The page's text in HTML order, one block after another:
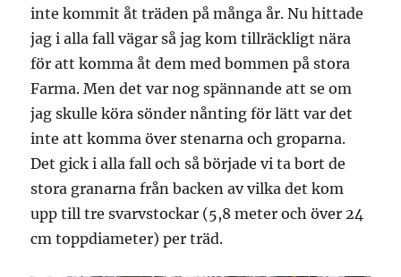
inte kommit åt träden på många år. Nu hittade
jag i alla fall vägar så jag kom tillräckligt nära
för att komma åt dem med bommen på stora
Farma. Men det var nog spännande att se om
jag skulle köra sönder nånting för lätt var det
inte att komma över stenarna och groparna.
Det gick i alla fall och så började vi ta bort de
stora granarna från backen av vilka det kom
upp till tre svarvstockar (5,8 meter och över 24
cm toppdiameter) per träd.